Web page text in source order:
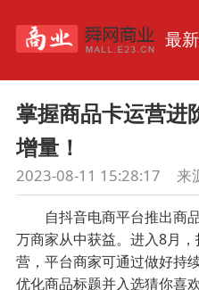
最
掌握商品卡运营进
增量！
2023-08-11 15:28:17 来
自抖音电商平台推出商
万商家从中获益。进入8月
营，平台商家可通过做好持
优化商品标题并入选猜你喜